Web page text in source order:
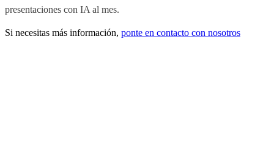
presentaciones con IA al mes.
Si necesitas más información, ponte en contacto con nosotros